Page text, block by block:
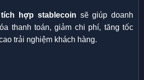
tích hợp stablecoin sẽ giúp doanh
thanh toán, giảm chi phí, tăng tốc
trải nghiệm khách hàng.